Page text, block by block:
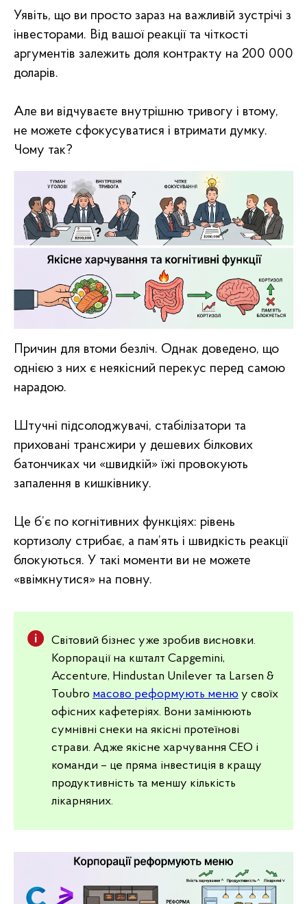
Уявіть, що ви просто зараз на важливій зустрічі з
інвесторами. Від вашої реакції та чіткості
аргументів залежить доля контракту на 200 000
доларів.
Але ви відчуваєте внутрішню тривогу і втому,
не можете сфокусуватися і втримати думку.
Чому так?
Причин для втоми безліч. Однак доведено, що
однією з них є неякісний перекус перед самою
нарадою.
Штучні підсолоджувачі, стабілізатори та
приховані трансжири у дешевих білкових
батончиках чи «швидкій» їжі провокують
запалення в кишківнику.
Це б’є по когнітивних функціях: рівень
кортизолу стрибає, а пам’ять і швидкість реакції
блокуються. У такі моменти ви не можете
«ввімкнутися» на повну.
Світовий бізнес уже зробив висновки.
Корпорації на кшталт Capgemini,
Accenture, Hindustan Unilever та Larsen &
Toubro масово реформують меню у своїх
офісних кафетеріях. Вони замінюють
сумнівні снеки на якісні протеїнові
страви. Адже якісне харчування CEO і
команди – це пряма інвестиція в кращу
продуктивність та меншу кількість
лікарняних.